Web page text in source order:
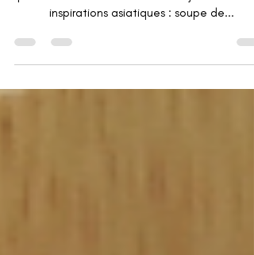
Bientôt le nouvel an chinois ! Ma recette
pas officiellement chinoise mais juste avec